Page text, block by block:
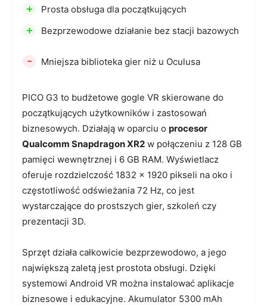
PICO G3 to budżetowe gogle VR skierowane do
początkujących użytkowników i zastosowań
biznesowych. Działają w oparciu o procesor
Qualcomm Snapdragon XR2 w połączeniu z 128 GB
pamięci wewnętrznej i 6 GB RAM. Wyświetlacz
oferuje rozdzielczość 1832 x 1920 pikseli na oko i
częstotliwość odświeżania 72 Hz, co jest
wystarczające do prostszych gier, szkoleń czy
prezentacji 3D.
Sprzęt działa całkowicie bezprzewodowo, a jego
największą zaletą jest prostota obsługi. Dzięki
systemowi Android VR można instalować aplikacje
biznesowe i edukacyjne. Akumulator 5300 mAh
+ Prosta obsługa dla początkujących
+ Bezprzewodowe działanie bez stacji bazowych
- Mniejsza biblioteka gier niż u Oculusa